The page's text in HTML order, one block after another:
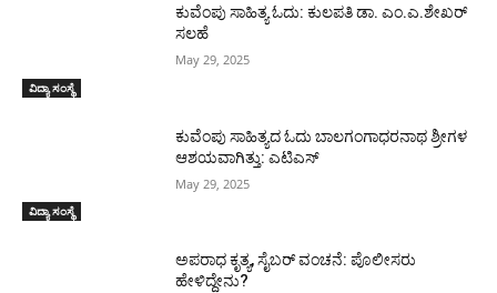
ವಿದ್ಯಾ ಸಂಸ್ಥೆ
ಕುವೆಂಪು ಸಾಹಿತ್ಯ ಓದು: ಕುಲಪತಿ ಡಾ. ಎಂ.ಎ.ಶೇಖರ್
ಸಲಹೆ
May 29, 2025
ವಿದ್ಯಾ ಸಂಸ್ಥೆ
ಕುವೆಂಪು ಸಾಹಿತ್ಯದ ಓದು ಬಾಲಗಂಗಾಧರನಾಥ ಶ್ರೀಗಳ
ಆಶಯವಾಗಿತ್ತು: ಎಟಿಎಸ್
May 29, 2025
ಅಪರಾಧ ಕೃತ್ಯ, ಸೈಬರ್ ವಂಚನೆ: ಪೊಲೀಸರು
ಹೇಳಿದ್ದೇನು?